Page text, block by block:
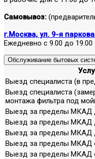
Самовывоз:
г.Москва, ул. 9-я
Ежедневно с 9.00 до 19.00
Обслуживание бытовых
Выезд специалиста (в
Выезд специалиста
монтажа фильтра под
Выезд за пределы МКАД
Выезд за пределы МКАД
Выезд за пределы МКАД
Выезд за пределы МКАД
Выезд за пределы МКАД